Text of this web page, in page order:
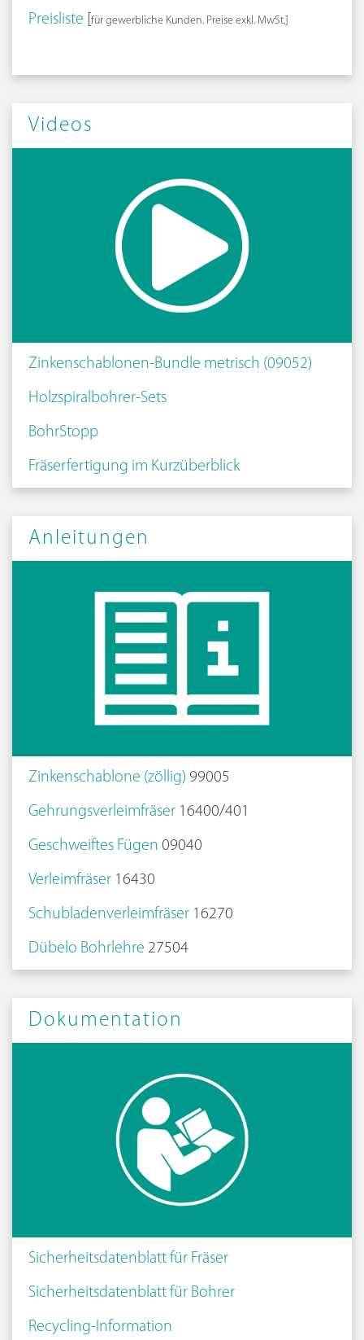
Preisliste für gewerbliche Kunden. Preise exkl. MwSt.]
Videos
Zinkenschablonen-Bundle metrisch (09052)
Holzspiralbohrer-Sets
BohrStopp
Fräserfertigung im Kurzüberblick
Anleitungen
Zinkenschablone (zöllig) 99005
Gehrungsverleimfräser 16400/401
Geschweiftes Fügen 09040
Verleimfräser 16430
Schubladenverleimfräser 16270
Dübelo Bohrlehre 27504
Dokumentation
Sicherheitsdatenblatt für Fräser
Sicherheitsdatenblatt für Bohrer
Recycling-Information